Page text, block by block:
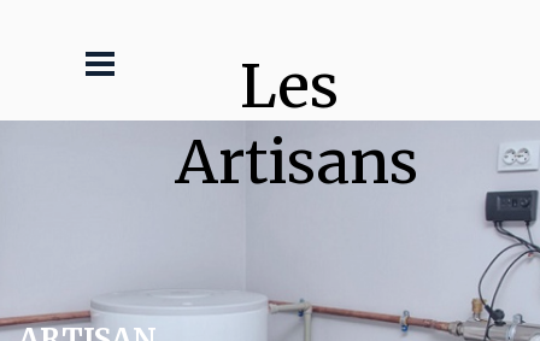
Les
Artisans